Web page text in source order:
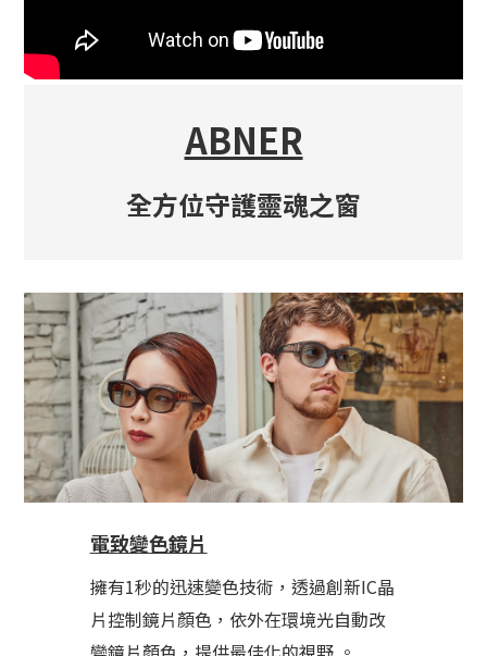
ABNER
全方位守護靈魂之窗
電致變色鏡片
擁有1秒的迅速變色技術，透過創新IC晶
片控制鏡片顏色，依外在環境光自動改